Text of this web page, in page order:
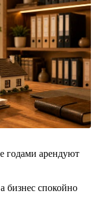
годами арендуют
бизнес спокойно